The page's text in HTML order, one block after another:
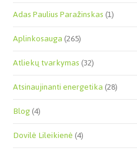
Adas Paulius Paražinskas(1)
Aplinkosauga(265)
Atliekų tvarkymas(32)
Atsinaujinanti energetika(28)
Blog(4)
Dovilė Lileikienė(4)